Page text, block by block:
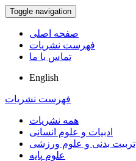
Toggle navigation
صفحه اصلی
فهرست نشریات
تماس با ما
English
فهرست نشریات
همه نشریات
ادبیات و علوم انسانی
تربیت بدنی و علوم ورزشی
علوم پایه